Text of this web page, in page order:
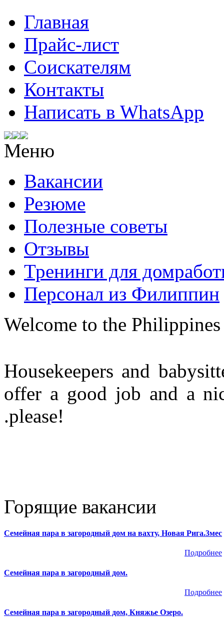
Главная
Прайс-лист
Соискателям
Контакты
Написать в WhatsApp
Меню
Вакансии
Резюме
Полезные советы
Отзывы
Тренинги для
Персонал из Филиппин
Welcome to the Philippines
Housekeepers and
offer a good job and a
.please!
Горящие вакансии
Семейная пара в загородный дом на вахту, Новая Рига.3мес
Подробнее
Семейная пара в загородный дом.
Подробнее
Семейная пара в загородный дом, Княжье Озеро.